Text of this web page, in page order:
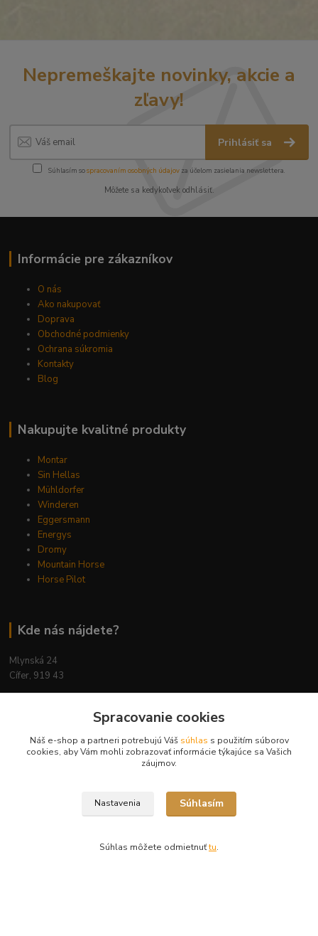
Nepremeškajte novinky, akcie a
zľavy!
Prihlásiť sa
Súhlasím sospracovaním osobných údajov za účelom zasielania newslettera.
Môžete sa kedykoľvek odhlásiť.
Informácie pre zákazníkov
O nás
Ako nakupovať
Doprava
Obchodné podmienky
Ochrana súkromia
Kontakty
Blog
Nakupujte kvalitné produkty
Montar
Sin Hellas
Mühldorfer
Winderen
Eggersmann
Energys
Dromy
Mountain Horse
Horse Pilot
Kde nás nájdete?
Mlynská 24
Cífer, 919 43
Kontakty
+421 944 394 715
Spracovanie cookies
Náš e-shop a partneri potrebujú Váš súhlas s použitím súborov
cookies, aby Vám mohli zobrazovať informácie týkajúce sa Vašich
záujmov.
Nastavenia Súhlasím
Súhlas môžete odmietnuťtu.